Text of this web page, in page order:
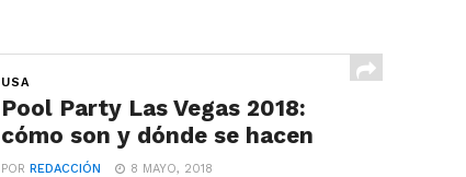
USA
Pool Party Las Vegas 2018:
cómo son y dónde se hacen
PORREDACCIÓN 8 MAYO, 2018